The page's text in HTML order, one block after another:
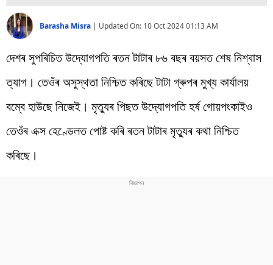
Barasha Misra | Updated On: 10 Oct 2024 01:13 AM
দেশৰ সুপৰিচিত উদ্যোগপতি ৰতন টাটাৰ ৮৬ বছৰ বয়সত শেষ নিশ্বাস
ত্যাগ। তেওঁৰ অসুস্থতা নিশ্চিত কৰিছে টাটা গ্ৰুপৰ মুখ্য কাৰ্যালয়
বম্বে হাউছে নিজেই। মৃত্যুৰ পিছত উদ্যোগপতি হৰ্ষ গোয়পংকাইও
তেওঁৰ এক্স হেণ্ডেলত পোষ্ট কৰি ৰতন টাটাৰ মৃত্যুৰ কথা নিশ্চিত
কৰিছে।